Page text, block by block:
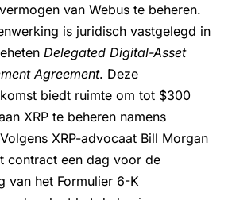
van Webus te beheren.
is juridisch vastgelegd in
Delegated Digital-Asset
Agreement. Deze
biedt ruimte om tot $300
XRP te beheren namens
XRP-advocaat Bill Morgan
contract een dag voor de
van het Formulier 6-K